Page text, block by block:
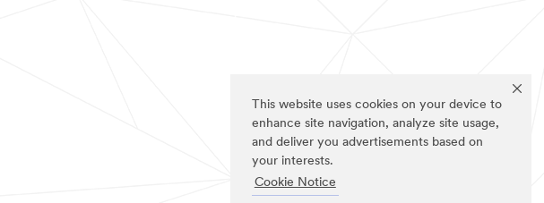
This website uses cookies on your device to
enhance site navigation, analyze site usage,
and deliver you advertisements based on
your interests.
Cookie Notice